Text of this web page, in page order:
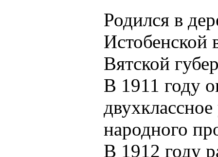
Родился в
Истобенской
Вятской
В 1911 году
народного
В 1912 году